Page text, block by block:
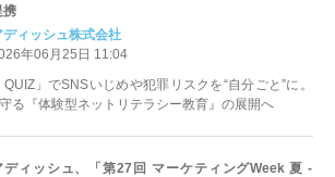
携
ディッシュ株式会社
年06月25日 11:04
」でSNSいじめや犯罪リスクを“自分ごと”に。
る『体験型ネットリテラシー教育』の展開へ
ディッシュ、「第27回 マーケティングWeek 夏 -